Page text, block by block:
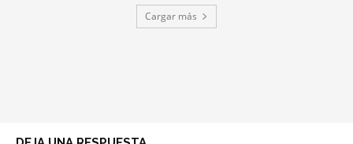
Cargar más